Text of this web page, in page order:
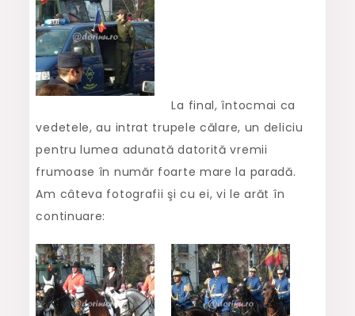
La final, întocmai ca
vedetele, au intrat trupele călare, un deliciu
pentru lumea adunată datorită vremii
frumoase în număr foarte mare la paradă.
Am câteva fotografii şi cu ei, vi le arăt în
continuare: